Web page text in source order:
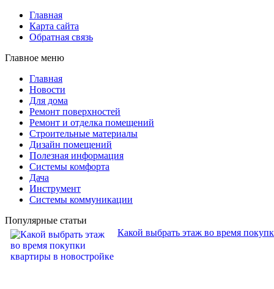
Главная
Карта сайта
Обратная связь
Главное меню
Главная
Новости
Для дома
Ремонт поверхностей
Ремонт и отделка помещений
Строительные материалы
Дизайн помещений
Полезная информация
Системы комфорта
Дача
Инструмент
Системы коммуникации
Популярные статьи
Какой выбрать этаж во время